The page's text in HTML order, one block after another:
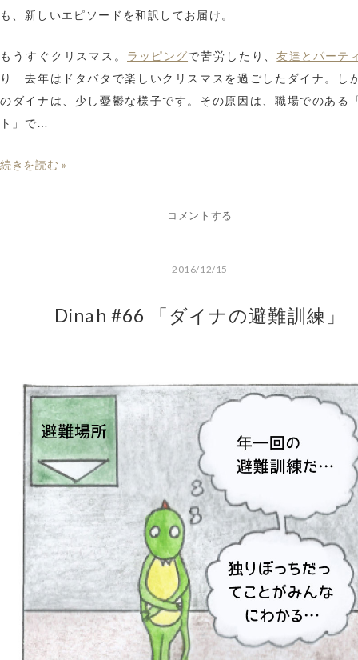
も、新しいエピソードを和訳してお届け。
もうすぐクリスマス。 ラッピングで苦労したり、友達とパーテ
り…去年はドタバタで楽しいクリスマスを過ごしたダイナ。し
のダイナは、少し憂鬱な様子です。その原因は、職場でのある
ト」で…
続きを読む »
コメントする
2016/12/15
Dinah #66 「ダイナの避難訓練」